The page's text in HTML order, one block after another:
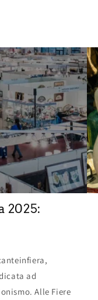
2025:
ad
Alle Fiere